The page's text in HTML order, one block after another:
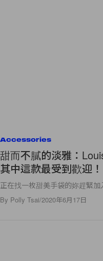
Accessories
甜而不膩的淡雅：
其中這款最受到歡迎！
正在找一枚甜美手袋的妳趕緊加
By Polly Tsai/2020年6月17日